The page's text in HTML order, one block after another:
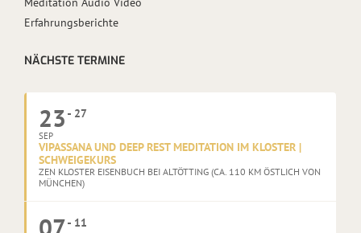
Erfahrungsberichte
NÄCHSTE TERMINE
23
SEP
27
VIPASSANA UND DEEP REST MEDITATION IM KLOSTER |
SCHWEIGEKURS
ZEN KLOSTER EISENBUCH BEI ALTÖTTING (CA. 110 KM ÖSTLICH VON
MÜNCHEN)
11